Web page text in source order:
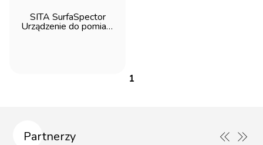
SITA SurfaSpector
Urządzenie do pomiaru
1
Partnerzy